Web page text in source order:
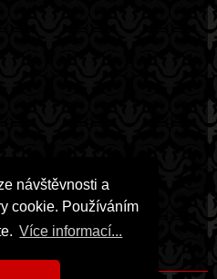
návštěvnosti a
cookie. Používáním
Více informací...